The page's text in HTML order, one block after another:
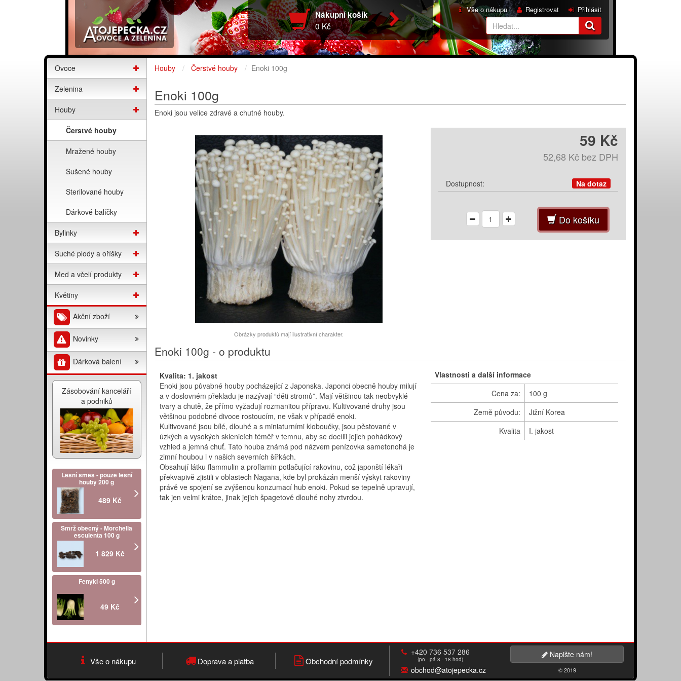
Nákupní košík
0 Kč
Přihlásit
Registrovat
Vše o nákupu
Ovoce
Zelenina
Houby
Čerstvé houby
Mražené houby
Sušené houby
Sterilované houby
Dárkové balíčky
Bylinky
Suché plody a oříšky
Med a včelí produkty
Květiny
Akční zboží
Novinky
Dárková balení
Zásobování kanceláří
a podniků
Lesní směs - pouze lesní
houby 200 g
489 Kč
Smrž obecný - Morchella
esculenta 100 g
1 829 Kč
Fenykl 500 g
49 Kč
Houby Čerstvé houby Enoki 100g
Enoki 100g
Enoki jsou velice zdravé a chutné houby.
Obrázky produktů mají ilustrativní charakter.
59 Kč
52,68 Kčbez DPH
Dostupnost: Na dotaz
Do košíku
Enoki 100g - o produktu
Kvalita: 1. jakost
Enoki jsou půvabné houby pocházející z Japonska. Japonci obecně houby milují
a v doslovném překladu je nazývají “děti stromů”. Mají většinou tak neobvyklé
tvary a chutě, že přímo vyžadují rozmanitou přípravu. Kultivované druhy jsou
většinou podobné divoce rostoucím, ne však v případě enoki.
Kultivované jsou bílé, dlouhé a s miniaturními kloboučky, jsou pěstované v
úzkých a vysokých sklenicích téměř v temnu, aby se docílil jejich pohádkový
vzhled a jemná chuť. Tato houba známá pod názvem penízovka sametonohá je
zimní houbou i v našich severních šířkách.
Obsahují látku flammulin a proflamin potlačující rakovinu, což japonští lékaři
překvapivě zjistili v oblastech Nagana, kde byl prokázán menší výskyt rakoviny
právě ve spojení se zvýšenou konzumací hub enoki. Pokud se tepelně upravují,
tak jen velmi krátce, jinak jejich špagetově dlouhé nohy ztvrdou.
Vlastnosti a další informace
Cena za:
100 g
Země původu:
Jižní Korea
Kvalita
I. jakost
Vše o nákupu Doprava a platba Obchodní podmínky
+420 736 537 286
(po - pá 8 - 18 hod)
obchod@atojepecka.cz
Napište nám!
© 2019